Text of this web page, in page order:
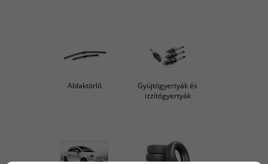
Ablaktörlő
Gyújtógyertyák és
izzítógyertyák